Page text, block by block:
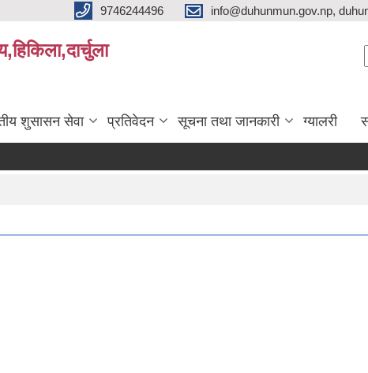
9746244496 info@duhunmun.gov.np,
शुसासन सेवा प्रतिवेदन सूचना तथा जानकारी ग्यालरी